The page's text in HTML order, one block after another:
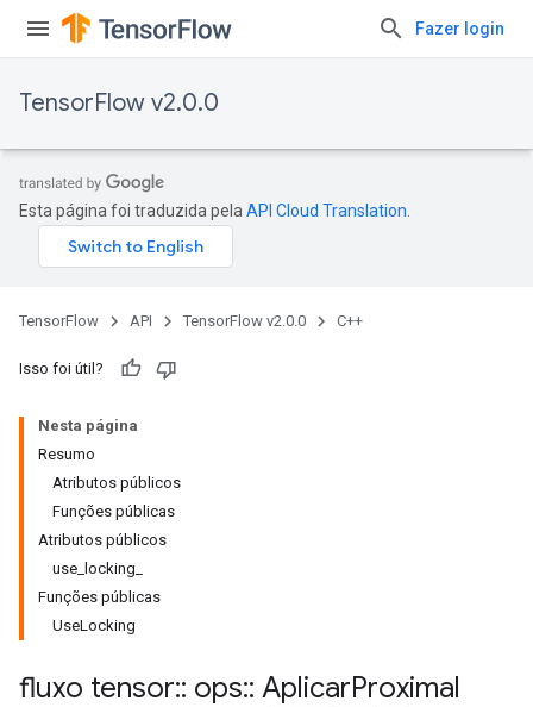
Fazer login
TensorFlow v2.0.0
Esta página foi traduzida pela API Cloud Translation
TensorFlow API TensorFlow v2.0.0 C++
Isso foi útil?
Nesta página
Resumo
Atributos públicos
Funções públicas
Atributos públicos
use_locking_
Funções públicas
UseLocking
fluxo tensor:: ops:: AplicarProximal